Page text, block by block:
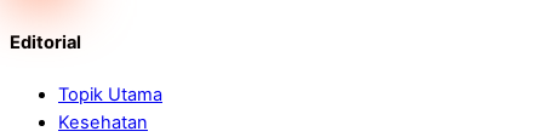
Editorial
Topik Utama
Kesehatan